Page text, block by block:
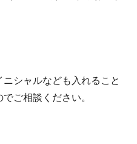
シャルなども入れること
ご相談ください。